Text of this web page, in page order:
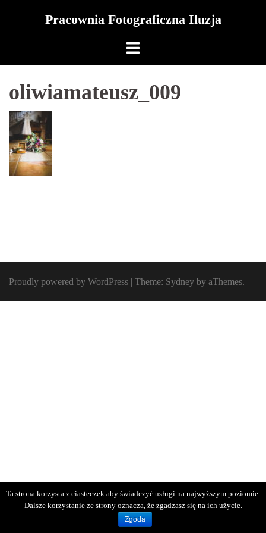
Pracownia Fotograficzna Iluzja
oliwiamateusz_009
Proudly powered by WordPress | Theme: Sydney by aThemes.
Ta strona korzysta z ciasteczek aby świadczyć usługi na najwyższym poziomie.
Dalsze korzystanie ze strony oznacza, że zgadzasz się na ich użycie.
Zgoda